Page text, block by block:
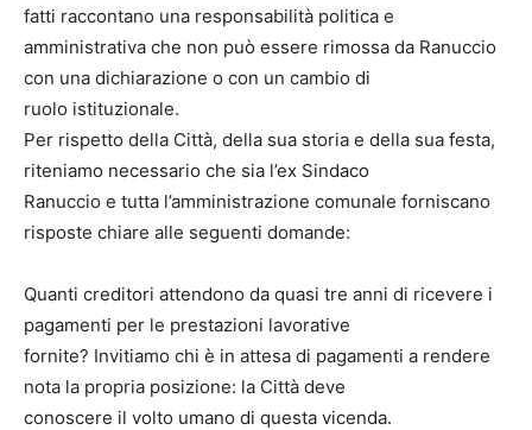
fatti raccontano una responsabilità politica e
amministrativa che non può essere rimossa da Ranuccio
con una dichiarazione o con un cambio di
ruolo istituzionale.
Per rispetto della Città, della sua storia e della sua festa,
riteniamo necessario che sia l’ex Sindaco
Ranuccio e tutta l’amministrazione comunale forniscano
risposte chiare alle seguenti domande:
Quanti creditori attendono da quasi tre anni di ricevere i
pagamenti per le prestazioni lavorative
fornite? Invitiamo chi è in attesa di pagamenti a rendere
nota la propria posizione: la Città deve
conoscere il volto umano di questa vicenda.